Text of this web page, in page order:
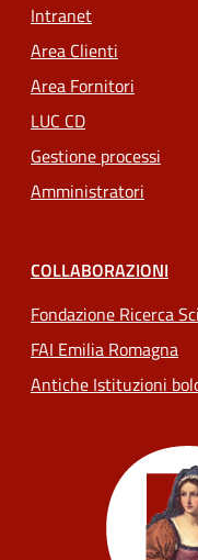
Intranet
Area Clienti
Area Fornitori
LUC CD
Gestione processi
Amministratori
COLLABORAZIONI
Fondazione Ricerca
FAI Emilia Romagna
Antiche Istituzioni